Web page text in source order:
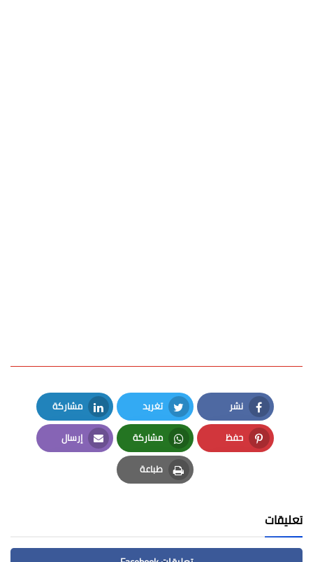
نشر
Facebook
تغريد
Twitter
مشاركة
LinkedIn
حفظ
Pinterest
مشاركة
Whatsapp
إرسال
Email
طباعة
Print
تعليقات